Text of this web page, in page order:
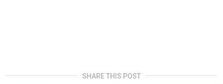
SHARE THIS POST